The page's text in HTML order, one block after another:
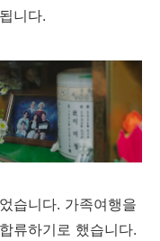
니다.
습니다. 가족여행을
류하기로 했습니다.